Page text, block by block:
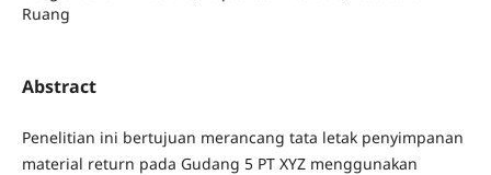
Ruang
Abstract
Penelitian ini bertujuan merancang tata letak penyimpanan
material return pada Gudang 5 PT XYZ menggunakan